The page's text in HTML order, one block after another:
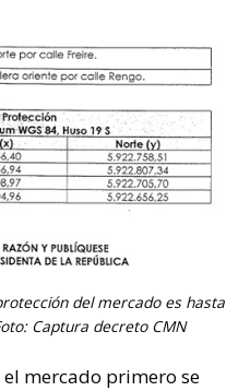
del mercado es hasta
Captura decreto CMN
mercado primero se